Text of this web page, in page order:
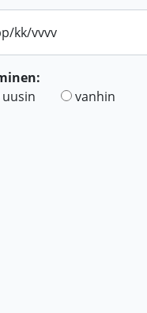
kk/vvvv
uusin vanhin